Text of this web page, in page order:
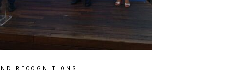
RECOGNITIONS